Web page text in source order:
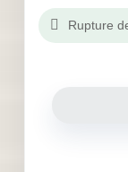
Rupture